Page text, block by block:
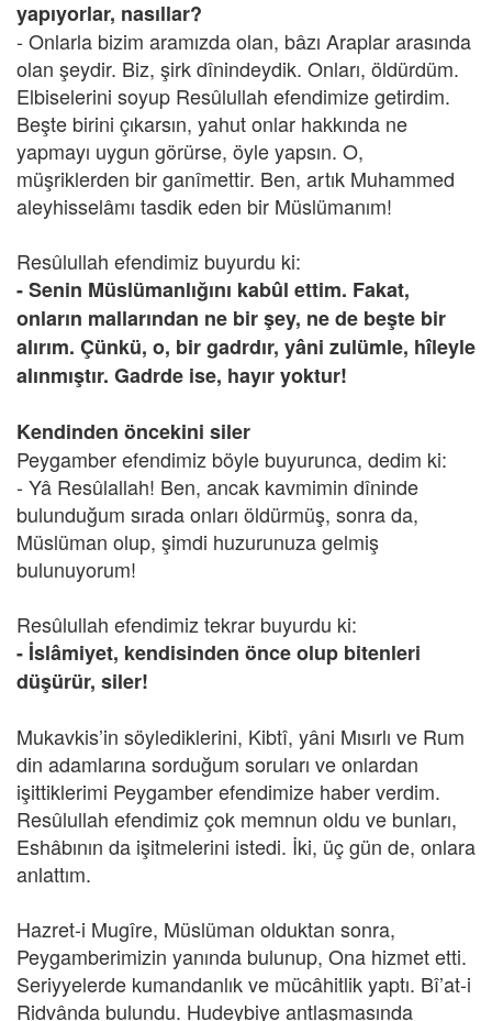
yapıyorlar, nasıllar?
- Onlarla bizim aramızda olan, bâzı Araplar arasında
olan şeydir. Biz, şirk dînindeydik. Onları, öldürdüm.
Elbiselerini soyup Resûlullah efendimize getirdim.
Beşte birini çıkarsın, yahut onlar hakkında ne
yapmayı uygun görürse, öyle yapsın. O,
müşriklerden bir ganîmettir. Ben, artık Muhammed
aleyhisselâmı tasdik eden bir Müslümanım!
Resûlullah efendimiz buyurdu ki:
- Senin Müslümanlığını kabûl ettim. Fakat,
onların mallarından ne bir şey, ne de beşte bir
alırım. Çünkü, o, bir gadrdır, yâni zulümle, hîleyle
alınmıştır. Gadrde ise, hayır yoktur!
Kendinden öncekini siler
Peygamber efendimiz böyle buyurunca, dedim ki:
- Yâ Resûlallah! Ben, ancak kavmimin dîninde
bulunduğum sırada onları öldürmüş, sonra da,
Müslüman olup, şimdi huzurunuza gelmiş
bulunuyorum!
Resûlullah efendimiz tekrar buyurdu ki:
- İslâmiyet, kendisinden önce olup bitenleri
düşürür, siler!
Mukavkis’in söylediklerini, Kibtî, yâni Mısırlı ve Rum
din adamlarına sorduğum soruları ve onlardan
işittiklerimi Peygamber efendimize haber verdim.
Resûlullah efendimiz çok memnun oldu ve bunları,
Eshâbının da işitmelerini istedi. İki, üç gün de, onlara
anlattım.
Hazret-i Mugîre, Müslüman olduktan sonra,
Peygamberimizin yanında bulunup, Ona hizmet etti.
Seriyyelerde kumandanlık ve mücâhitlik yaptı. Bî’at-i
Ridvânda bulundu. Hudeybiye antlaşmasında